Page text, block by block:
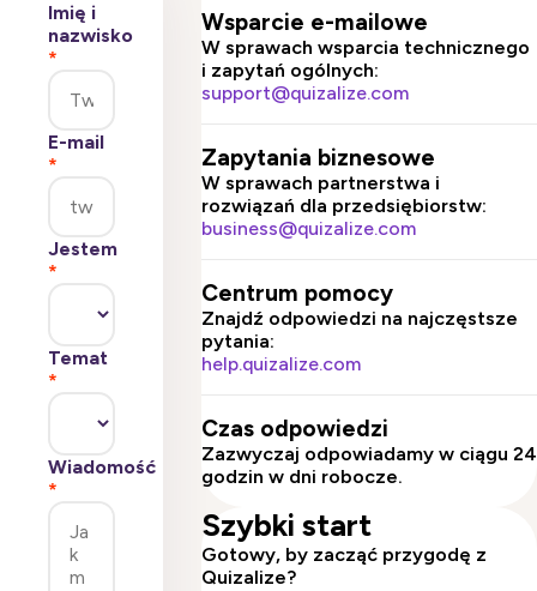
Imię i
nazwisko
*
E-mail
*
Jestem
*
Temat
*
Wiadomość
*
Wsparcie e-mailowe
W sprawach wsparcia technicznego
i zapytań ogólnych:
support@quizalize.com
Zapytania biznesowe
W sprawach partnerstwa i
rozwiązań dla przedsiębiorstw:
business@quizalize.com
Centrum pomocy
Znajdź odpowiedzi na najczęstsze
pytania:
help.quizalize.com
Czas odpowiedzi
Zazwyczaj odpowiadamy w ciągu 24
godzin w dni robocze.
Szybki start
Gotowy, by zacząć przygodę z
Quizalize?